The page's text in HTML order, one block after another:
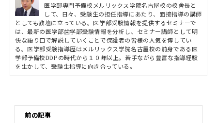
医学部専門予備校メルリックス学院名古屋校の校舎長と
して、日々、受験生の担任指導にあたり、面接指導の講師
としても教壇に立っている。医学部受験情報を提供するセミナーで
は、最新の医学部歯学部受験情報を分析し、セミナー講師として明
快な語り口で解説していくことで保護者の皆様の人気を博してい
る。医学部受験指導歴はメルリックス学院名古屋校の前身である医
学部予備校DDPの時代から１０年以上。若手ながら豊富な指導経験
を生かして、受験生指導に向き合っている。
前の記事